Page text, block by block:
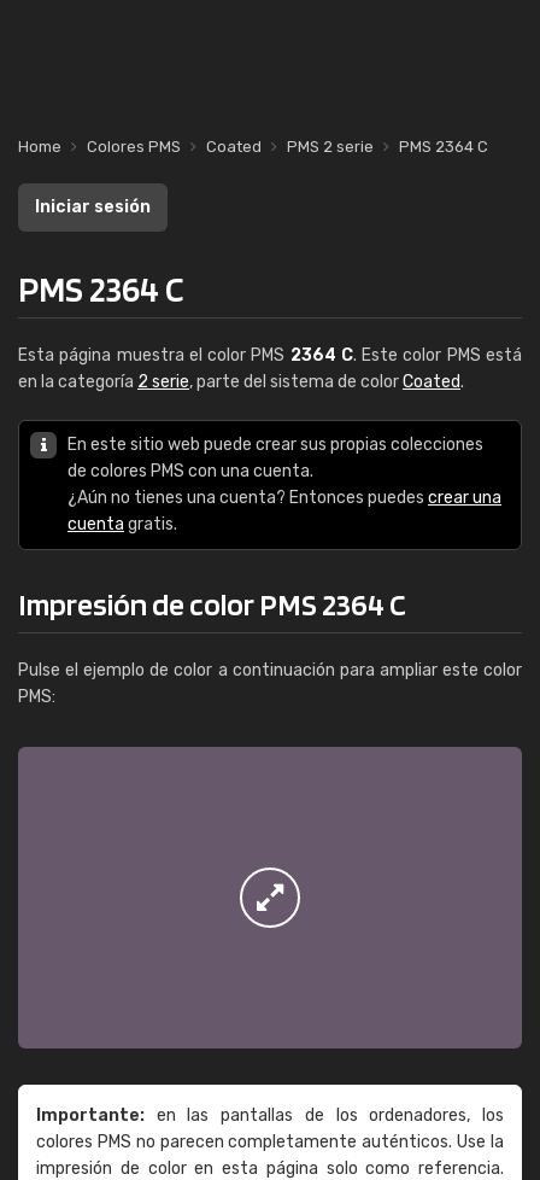
Home Colores PMS Coated PMS 2 serie PMS 2364 C
Iniciar sesión
PMS 2364 C
Esta página muestra el color PMS 2364 C. Este color PMS está
en la categoría 2 serie, parte del sistema de colorCoated.
En este sitio web puede crear sus propias colecciones
de colores PMS con una cuenta.
¿Aún no tienes una cuenta? Entonces puedes crear una
cuenta gratis.
Impresión de color PMS 2364 C
Pulse el ejemplo de color a continuación para ampliar este color
PMS:
Importante: en las pantallas de los ordenadores, los
colores PMS no parecen completamente auténticos. Use la
impresión de color en esta página solo como referencia.